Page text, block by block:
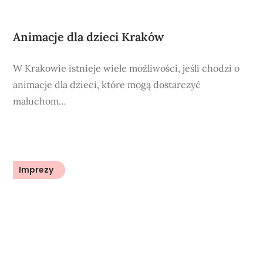
Animacje dla dzieci Kraków
W Krakowie istnieje wiele możliwości, jeśli chodzi o
animacje dla dzieci, które mogą dostarczyć
maluchom…
Imprezy